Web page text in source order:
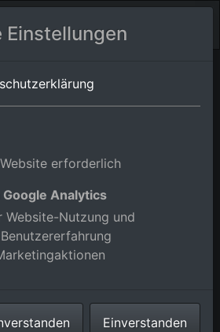
Saarland
von
Habkirchen in
anzeigen/verbergen
Einstellungen
erforderlich
Analytics
Website-Nutzung und
Einverstanden